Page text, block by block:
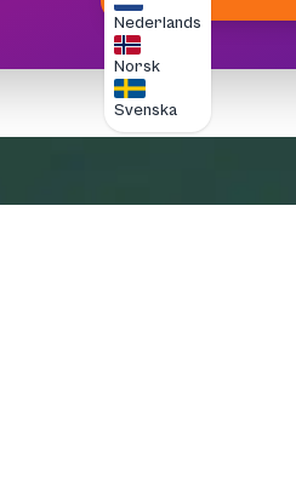
Nederlands
Norsk
Svenska